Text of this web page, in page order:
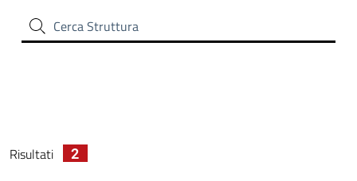
Cerca Struttura
Risultati 2